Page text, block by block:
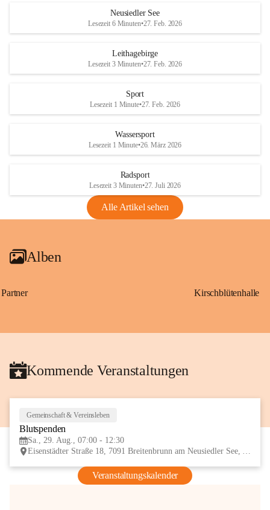
S
und den daraus folgenden wirtschaftlichen
Maßnahmen zur Bekämpfung
Rebe und der Amerikanischen
Anhang VBl. EU Nr. 18
1 Seite•1,4 MB
VBl. EU Nr. 18_2026
r
S
Neusiedler See
Lesezeit 6 Minuten•27. Feb. 2026
Leithagebirge
Lesezeit 3 Minuten•27. Feb. 2026
Sport
Lesezeit 1 Minute•27. Feb. 2026
Wassersport
Lesezeit 1 Minute•26. März 2026
Radsport
Lesezeit 3 Minuten•27. Juli 2026
Alle Artikel sehen
Alben
Partner Kirschblütenhalle
Kommende Veranstaltungen
Gemeinschaft & Vereinsleben
Blutspenden
Sa., 29. Aug., 07:00 - 12:30
Eisenstädter Straße 18, 7091 Breitenbrunn am Neusiedler See, AUT
Veranstaltungskalender